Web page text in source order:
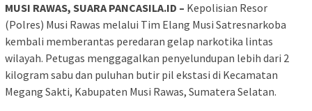
MUSI RAWAS, SUARA PANCASILA.ID – Kepolisian Resor
(Polres) Musi Rawas melalui Tim Elang Musi Satresnarkoba
kembali memberantas peredaran gelap narkotika lintas
wilayah. Petugas menggagalkan penyelundupan lebih dari 2
kilogram sabu dan puluhan butir pil ekstasi di Kecamatan
Megang Sakti, Kabupaten Musi Rawas, Sumatera Selatan.